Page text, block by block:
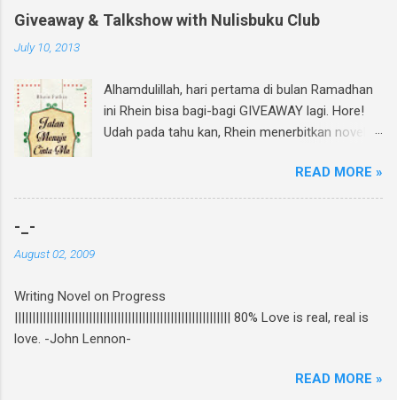
Giveaway & Talkshow with Nulisbuku Club
July 10, 2013
Alhamdulillah, hari pertama di bulan Ramadhan
ini Rhein bisa bagi-bagi GIVEAWAY lagi. Hore!
Udah pada tahu kan, Rhein menerbitkan novel
beredar di toko buku, termasuk di beberapa
toko buku online. Bagi yang mau tahu behind
Follow twitter @rheinfathia dan Like Fan Page
Rhein Fathia Twitpic cover novel " Jalan Menuju
Cinta-Mu " dan mention 2 temanmu untuk
#JalanMenujuCintaMu novel @rheinfathia yuk,
READ MORE »
-_-
August 02, 2009
Writing Novel on Progress
||||||||||||||||||||||||||||||||||||||||||||||||||||||||||||| 80% Love is real, real is
love. -John Lennon-
READ MORE »